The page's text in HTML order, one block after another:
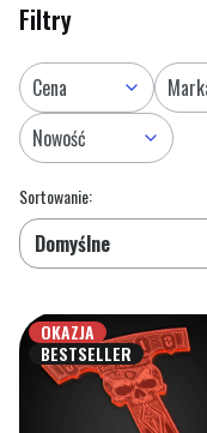
Filtry
Cena
Nowość
Koniec filtrów
Lista
Sortowanie:
Domyślne
OKAZJA
BESTSELLER